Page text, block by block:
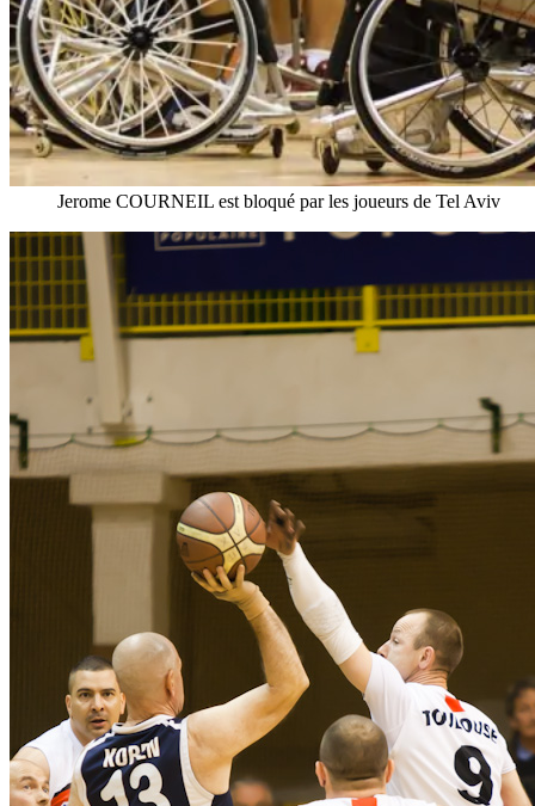
Jerome COURNEIL est bloqué par les joueurs de Tel Aviv